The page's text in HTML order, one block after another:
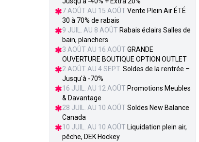
7 AOÛT AU 15 AOÛT Vente Plein Air ÉTÉ
30 à 70% de rabais
9 JUIL. AU 8 AOÛT Rabais éclairs Salles de
bain, planchers
3 AOÛT AU 16 AOÛT GRANDE
OUVERTURE BOUTIQUE OPTION OUTLET
2 AOÛT AU 4 SEPT. Soldes de la rentrée –
Jusqu'à -70%
16 JUIL. AU 12 AOÛT Promotions Meubles
& Davantage
28 JUIL. AU 10 AOÛT Soldes New Balance
Canada
10 JUIL. AU 10 AOÛT Liquidation plein air,
pêche, DEK Hockey